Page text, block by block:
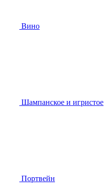
Вино
Шампанское и игристое
Портвейн